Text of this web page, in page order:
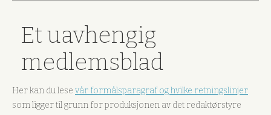
Et uavhengig
medlemsblad
Her kan du lese vår formålsparagraf og hvilke retningslinjer
som ligger til grunn for produksjonen av det redaktørstyre